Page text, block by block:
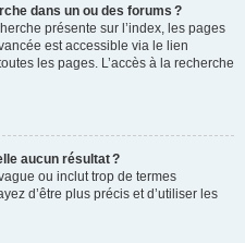
dans un ou des forums ?
présente sur l’index, les pages
est accessible via le lien
les pages. L’accès à la recherche
aucun résultat ?
ou inclut trop de termes
d’être plus précis et d’utiliser les